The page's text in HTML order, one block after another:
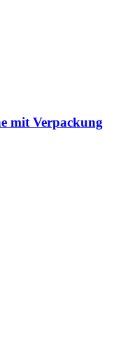
mit Verpackung